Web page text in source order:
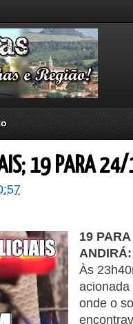
19 PARA
19
Às
acionada
onde o